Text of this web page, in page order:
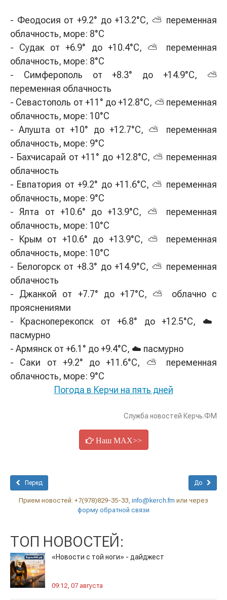
- Феодосия от +9.2° до +13.2°С, ⛅ переменная
облачность, море: 8°C
- Судак от +6.9° до +10.4°С, ⛅ переменная
облачность, море: 8°C
- Симферополь от +8.3° до +14.9°С, ⛅
переменная облачность
- Севастополь от +11° до +12.8°С, ⛅ переменная
облачность, море: 10°C
- Алушта от +10° до +12.7°С, ⛅ переменная
облачность, море: 9°C
- Бахчисарай от +11° до +12.8°С, ⛅ переменная
облачность
- Евпатория от +9.2° до +11.6°С, ⛅ переменная
облачность, море: 9°C
- Ялта от +10.6° до +13.9°С, ⛅ переменная
облачность, море: 10°C
- Крым от +10.6° до +13.9°С, ⛅ переменная
облачность, море: 10°C
- Белогорск от +8.3° до +14.9°С, ⛅ переменная
облачность
- Джанкой от +7.7° до +17°С, ⛅ облачно с
прояснениями
- Красноперекопск от +6.8° до +12.5°С, ☁️
пасмурно
- Армянск от +6.1° до +9.4°С, ☁️ пасмурно
- Саки от +9.2° до +11.6°С, ⛅ переменная
облачность, море: 9°C
Погода в Керчи на пять дней
Служба новостей Керчь.ФМ
Наш MAX>>
Перед До
Прием новостей: +7(978)829-35-33, info@kerch.fm или через
форму обратной связи
ТОП НОВОСТЕЙ:
«Новости с той ноги» - дайджест
09:12, 07 августа